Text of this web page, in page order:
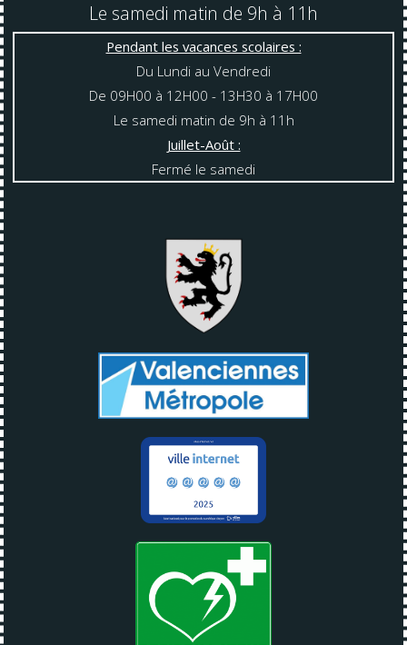
Le samedi matin de 9h à 11h
Pendant les vacances scolaires :
Du Lundi au Vendredi
De 09H00 à 12H00 - 13H30 à 17H00
Le samedi matin de 9h à 11h
Juillet-Août :
Fermé le samedi